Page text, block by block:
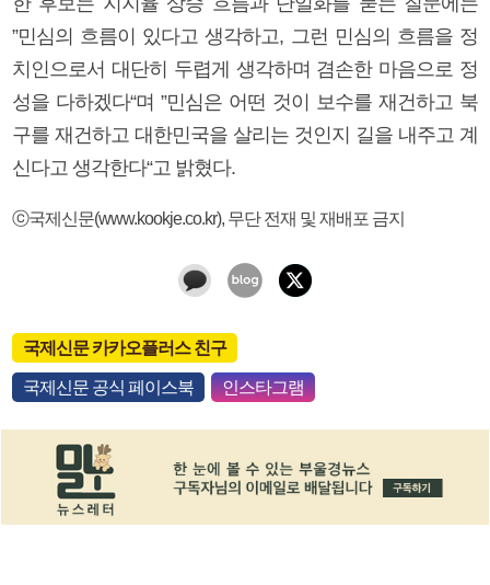
”민심의 흐름이 있다고 생각하고, 그런 민심의 흐름을 정
치인으로서 대단히 두렵게 생각하며 겸손한 마음으로 정
성을 다하겠다“며 ”민심은 어떤 것이 보수를 재건하고 북
구를 재건하고 대한민국을 살리는 것인지 길을 내주고 계
신다고 생각한다“고 밝혔다.
ⓒ국제신문(www.kookje.co.kr), 무단 전재 및 재배포 금지
국제신문 카카오플러스 친구
국제신문 공식 페이스북 인스타그램